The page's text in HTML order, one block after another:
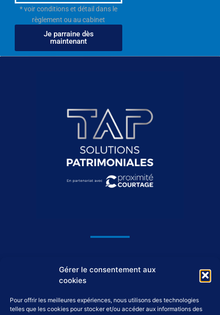
Gérer le consentement aux
cookies
Pour offrir les meilleures expériences, nous utilisons des technologies
telles que les cookies pour stocker et/ou accéder aux informations des
* voir conditions et détail dans le
règlement ou au cabinet
Je parraine dès
maintenant
37550 Saint-Avertin
02 46 46 98 98